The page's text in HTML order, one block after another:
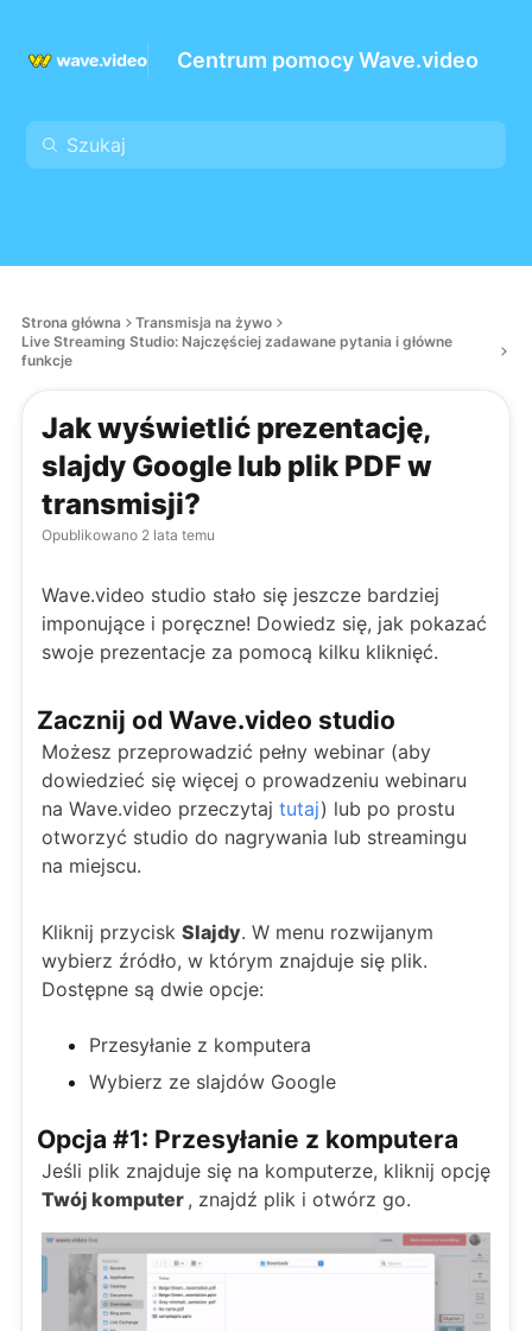
Centrum pomocy Wave.video
Strona główna
Transmisja na żywo
Live Streaming Studio: Najczęściej zadawane pytania i główne
funkcje
Jak wyświetlić prezentację,
slajdy Google lub plik PDF w
transmisji?
Opublikowano 2 lata temu
Wave.video studio stało się jeszcze bardziej
imponujące i poręczne! Dowiedz się, jak pokazać
swoje prezentacje za pomocą kilku kliknięć.
Zacznij od Wave.video studio
Możesz przeprowadzić pełny webinar (aby
dowiedzieć się więcej o prowadzeniu webinaru
na Wave.video przeczytaj tutaj) lub po prostu
otworzyć studio do nagrywania lub streamingu
na miejscu.
Kliknij przycisk Slajdy. W menu rozwijanym
wybierz źródło, w którym znajduje się plik.
Dostępne są dwie opcje:
Przesyłanie z komputera
Wybierz ze slajdów Google
Opcja #1: Przesyłanie z komputera
Jeśli plik znajduje się na komputerze, kliknij opcję
Twój komputer , znajdź plik i otwórz go.